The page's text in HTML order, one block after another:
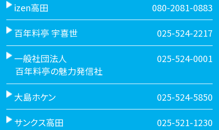
izen高田 080-2081-0883
百年料亭 宇喜世 025-524-2217
一般社団法人
百年料亭の魅力発信社
025-524-0001
大島ホケン 025-524-5850
サンクス高田 025-521-1230